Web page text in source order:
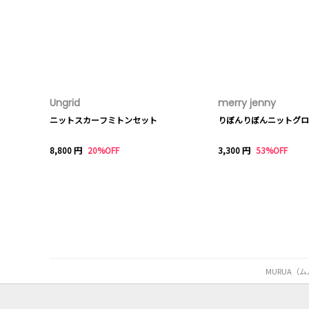
Ungrid
ニットスカーフミトンセット
8,800 円 20%OFF
merry jenny
りぼんりぼんニットグ
3,300 円 53%OFF
MURUA（